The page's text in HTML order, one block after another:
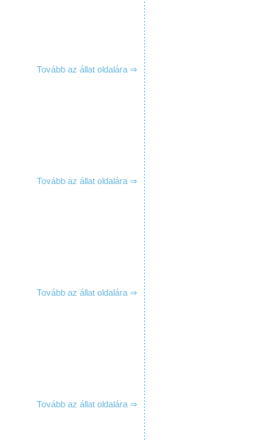
Tovább az állat oldalára ⇒
Tovább az állat oldalára ⇒
Tovább az állat oldalára ⇒
Tovább az állat oldalára ⇒